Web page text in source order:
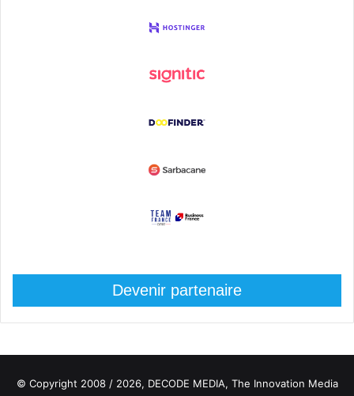
Devenir partenaire
© Copyright 2008 / 2026, DECODE MEDIA, The Innovation Media